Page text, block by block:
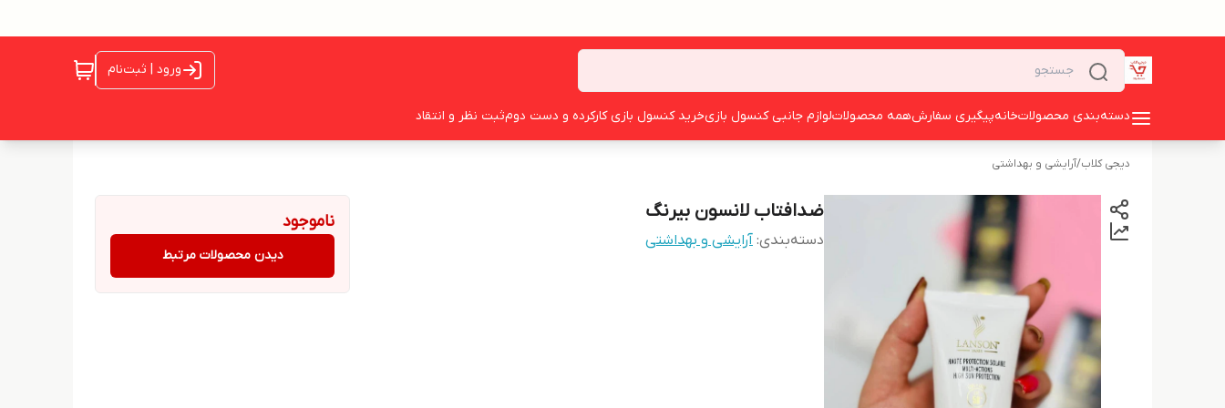
ورود | ثبت‌نام
دسته‌بندی محصولاتخانهپیگیری سفارشهمه محصولاتلوازم جانبی کنسول بازیخرید کنسول بازی کارکرده و دست دومثبت نظر و انتقاد
دیجی کلاب/آرایشی و بهداشتی
ضدافتاب لانسون بیرنگ‌
دسته‌بندی: آرایشی و بهداشتی
ناموجود
دیدن محصولات مرتبط